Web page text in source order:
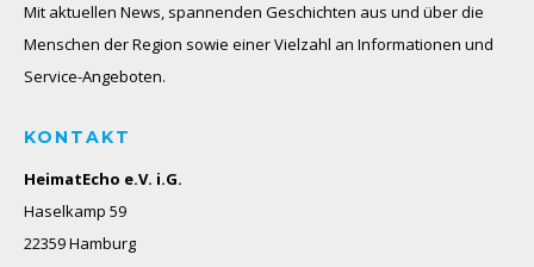
Mit aktuellen News, spannenden Geschichten aus und über die
Menschen der Region sowie einer Vielzahl an Informationen und
Service-Angeboten.
KONTAKT
HeimatEcho e.V. i.G.
Haselkamp 59
22359 Hamburg